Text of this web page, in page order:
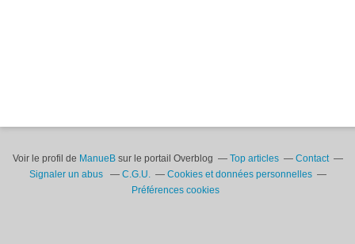
Voir le profil de ManueBsur le portail Overblog Top articles
Contact
Signaler un abus
C.G.U.
Cookies et données personnelles
Préférences cookies